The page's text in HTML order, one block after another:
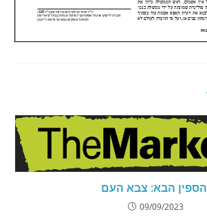
הספין הבא: צבא העם
09/09/2023